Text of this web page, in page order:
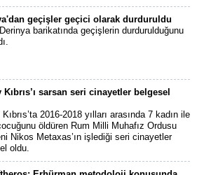
geçişler geçici olarak durduruldu
barikatında geçişlerin durdurulduğunu
Kıbrıs’ı sarsan seri cinayetler belgesel
2016-2018 yılları arasında 7 kadın ile
öldüren Rum Milli Muhafız Ordusu
Nikos Metaxas’ın işlediği seri cinayetler
oldu.